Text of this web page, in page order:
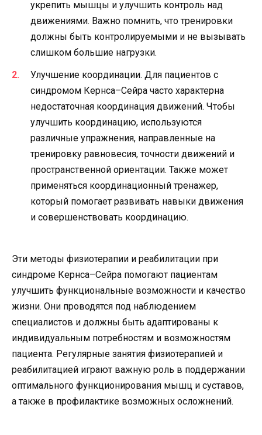
укрепить мышцы и улучшить контроль над
движениями. Важно помнить, что тренировки
должны быть контролируемыми и не вызывать
слишком большие нагрузки.
Улучшение координации. Для пациентов с
синдромом Кернса–Сейра часто характерна
недостаточная координация движений. Чтобы
улучшить координацию, используются
различные упражнения, направленные на
тренировку равновесия, точности движений и
пространственной ориентации. Также может
применяться координационный тренажер,
который помогает развивать навыки движения
и совершенствовать координацию.
Эти методы физиотерапии и реабилитации при
синдроме Кернса–Сейра помогают пациентам
улучшить функциональные возможности и качество
жизни. Они проводятся под наблюдением
специалистов и должны быть адаптированы к
индивидуальным потребностям и возможностям
пациента. Регулярные занятия физиотерапией и
реабилитацией играют важную роль в поддержании
оптимального функционирования мышц и суставов,
а также в профилактике возможных осложнений.